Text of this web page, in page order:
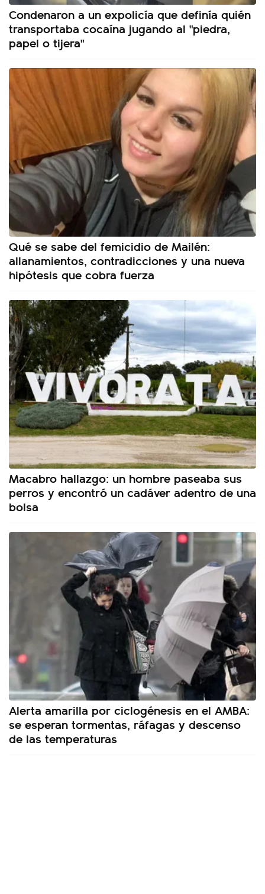
Condenaron a un expolicía que definía quién
transportaba cocaína jugando al "piedra,
papel o tijera"
Qué se sabe del femicidio de Mailén:
allanamientos, contradicciones y una nueva
hipótesis que cobra fuerza
Macabro hallazgo: un hombre paseaba sus
perros y encontró un cadáver adentro de una
bolsa
Alerta amarilla por ciclogénesis en el AMBA:
se esperan tormentas, ráfagas y descenso
de las temperaturas